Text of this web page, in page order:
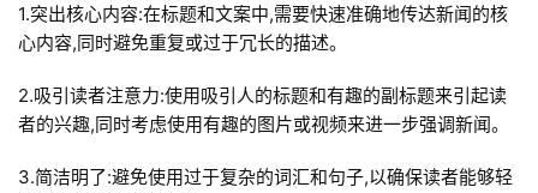
1.突出核心内容:在标题和文案中,需要快速准确地传达新闻的核
心内容,同时避免重复或过于冗长的描述。
2.吸引读者注意力:使用吸引人的标题和有趣的副标题来引起读
者的兴趣,同时考虑使用有趣的图片或视频来进一步强调新闻。
3.简洁明了:避免使用过于复杂的词汇和句子,以确保读者能够轻